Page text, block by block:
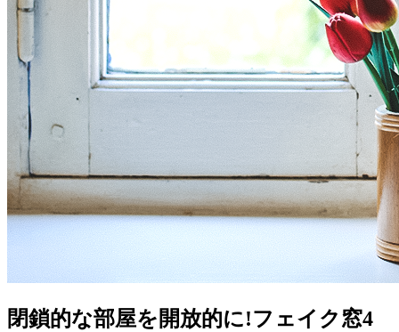
閉鎖的な部屋を開放的に!フェイク窓4